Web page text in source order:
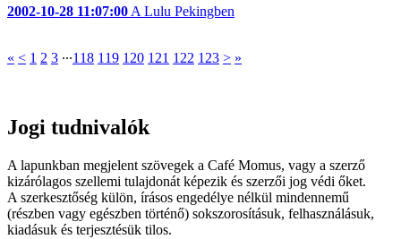
2002-10-28 11:07:00 A Lulu Pekingben
« < 1 2 3 ∙∙∙118 119 120 121 122 123 > »
Jogi tudnivalók
A lapunkban megjelent szövegek a Café Momus, vagy a szerző
kizárólagos szellemi tulajdonát képezik és szerzői jog védi őket.
A szerkesztőség külön, írásos engedélye nélkül mindennemű
(részben vagy egészben történő) sokszorosításuk, felhasználásuk,
kiadásuk és terjesztésük tilos.